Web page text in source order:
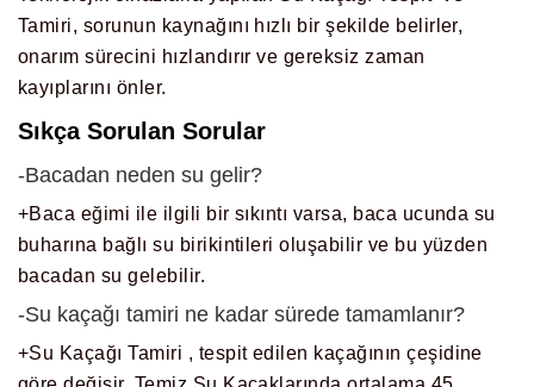
Tamiri, sorunun kaynağını hızlı bir şekilde belirler,
onarım sürecini hızlandırır ve gereksiz zaman
kayıplarını önler.
Sıkça Sorulan Sorular
-Bacadan neden su gelir?
+Baca eğimi ile ilgili bir sıkıntı varsa, baca ucunda su
buharına bağlı su birikintileri oluşabilir ve bu yüzden
bacadan su gelebilir.
-Su kaçağı tamiri ne kadar sürede tamamlanır?
+Su Kaçağı Tamiri , tespit edilen kaçağının çeşidine